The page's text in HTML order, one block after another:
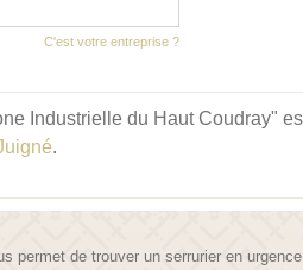
C'est votre entreprise ?
Industrielle du Haut Coudray"
.
permet de trouver un serrurier en